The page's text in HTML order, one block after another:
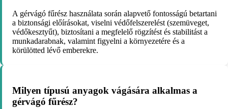
A gérvágó fűrész használata során alapvető fontosságú betartani
a biztonsági előírásokat, viselni védőfelszerelést (szemüveget,
védőkesztyűt), biztosítani a megfelelő rögzítést és stabilitást a
munkadarabnak, valamint figyelni a környezetére és a
körülötted lévő emberekre.
Milyen típusú anyagok vágására alkalmas a
gérvágó fűrész?